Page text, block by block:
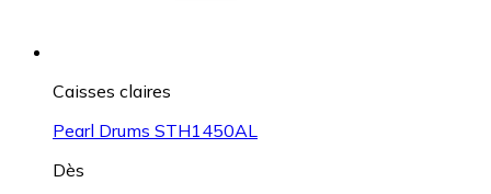
Caisses claires
Pearl Drums STH1450AL
Dès